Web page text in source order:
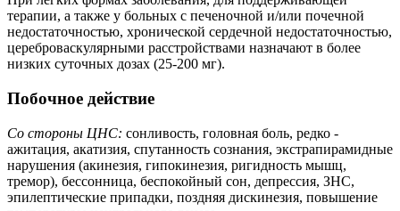
терапии, а также у больных с печеночной и/или почечной
недостаточностью, хронической сердечной недостаточностью,
цереброваскулярными расстройствами назначают в более
низких суточных дозах (25-200 мг).
Побочное действие
Со стороны ЦНС: сонливость, головная боль, редко -
ажитация, акатизия, спутанность сознания, экстрапирамидные
нарушения (акинезия, гипокинезия, ригидность мышц,
тремор), бессонница, беспокойный сон, депрессия, ЗНС,
эпилептические припадки, поздняя дискинезия, повышение